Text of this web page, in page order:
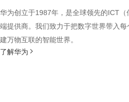
华为创立于1987年，是全球领先的ICT
端提供商。我们致力于把数字世界带入
建万物互联的智能世界。
了解华为